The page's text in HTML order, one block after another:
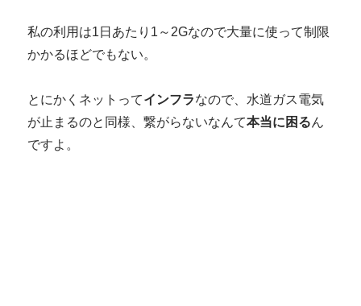
私の利用は1日あたり1～2Gなので大量に使って制限
かかるほどでもない。
とにかくネットってインフラなので、水道ガス電気
が止まるのと同様、繋がらないなんて本当に困るん
ですよ。